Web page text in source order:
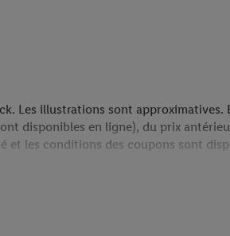
Les illustrations sont approximatives.
disponibles en ligne), du prix
les conditions des coupons sont